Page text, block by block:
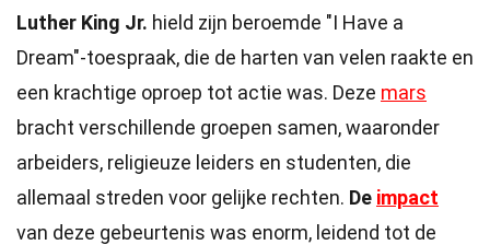
Luther King Jr. hield zijn beroemde "I Have a
Dream"-toespraak, die de harten van velen raakte en
een krachtige oproep tot actie was. Deze mars
bracht verschillende groepen samen, waaronder
arbeiders, religieuze leiders en studenten, die
allemaal streden voor gelijke rechten. De impact
van deze gebeurtenis was enorm, leidend tot de